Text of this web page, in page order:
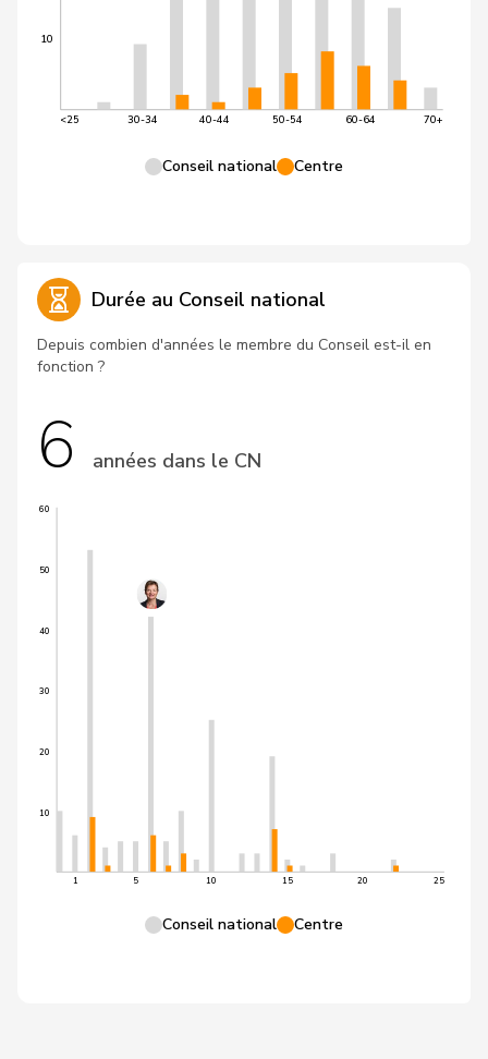
10
<25 30-34 40-44 50-54 60-64 70+
Conseil national Centre
Durée au Conseil national
Depuis combien d'années le membre du Conseil est-il en
fonction ?
6 années dans le CN
10
20
30
40
50
60
1 5 10 15 20 25
Conseil national Centre